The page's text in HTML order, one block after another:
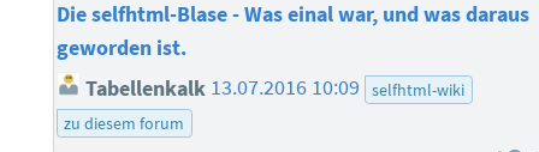
Die selfhtml-Blase - Was einal war, und was daraus
geworden ist.
Tabellenkalk 13.07.2016 10:09
selfhtml-wiki
zu diesem forum